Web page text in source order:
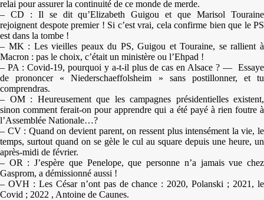
relai pour assurer la continuité de ce monde de merde.
– CD : Il se dit qu’Elizabeth Guigou et que Marisol Touraine
rejoignent despote premier ! Si c’est vrai, cela confirme bien que le PS
est dans la tombe !
– MK : Les vieilles peaux du PS, Guigou et Touraine, se rallient à
Macron : pas le choix, c’était un ministère ou l’Ehpad !
– PA : Covid-19, pourquoi y a-t-il plus de cas en Alsace ? — Essaye
de prononcer « Niederschaeffolsheim » sans postillonner, et tu
comprendras.
– OM : Heureusement que les campagnes présidentielles existent,
sinon comment ferait-on pour apprendre qui a été payé à rien foutre à
l’Assemblée Nationale…?
– CV : Quand on devient parent, on ressent plus intensément la vie, le
temps, surtout quand on se gèle le cul au square depuis une heure, un
après-midi de février.
– OR : J’espère que Penelope, que personne n’a jamais vue chez
Gasprom, a démissionné aussi !
– OVH : Les César n’ont pas de chance : 2020, Polanski ; 2021, le
Covid ; 2022 , Antoine de Caunes.